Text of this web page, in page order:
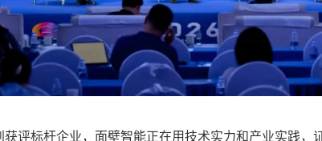
标杆企业，面壁智能正在用技术实力和产业实践，